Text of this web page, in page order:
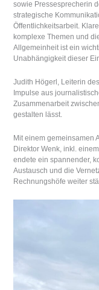
sowie Pressesprecherin
strategische
Öffentlichkeitsarbeit.
komplexe Themen und
Allgemeinheit ist ein
Unabhängigkeit dieser
Judith Högerl, Leiterin
Impulse aus
Zusammenarbeit
gestalten lässt.
Mit einem gemeinsamen
Direktor Wenk, inkl.
endete ein spannender,
Austausch und die
Rechnungshöfe weiter